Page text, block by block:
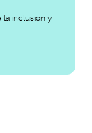
la inclusión y